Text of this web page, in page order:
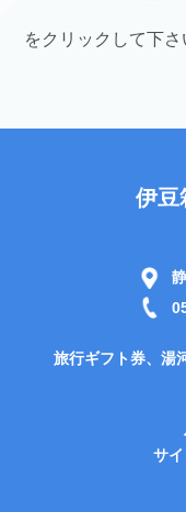
をクリックして下さ
伊豆
旅行ギフト券、湯
サ